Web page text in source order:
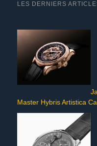
LES DERNIERS
Master Hybris Artistica